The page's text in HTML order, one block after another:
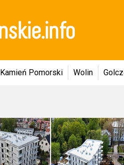
Kamień Pomorski Wolin